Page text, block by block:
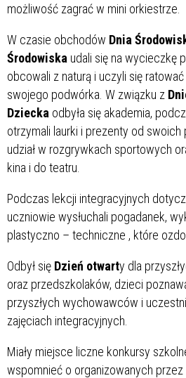
możliwość zagrać w mini orkiestrze.
W czasie obchodów Dnia
Środowiska udali się na wycieczkę
obcowali z naturą i uczyli się
swojego podwórka. W związku z
Dziecka odbyła się akademia,
otrzymali laurki i prezenty od swoich
udział w rozgrywkach sportowych
kina i do teatru.
Podczas lekcji integracyjnych
uczniowie wysłuchali pogadanek,
plastyczno – techniczne , które
Odbył się Dzień otwarty dla
oraz przedszkolaków, dzieci
przyszłych wychowawców i
zajęciach integracyjnych.
Miały miejsce liczne konkursy
wspomnieć o organizowanych